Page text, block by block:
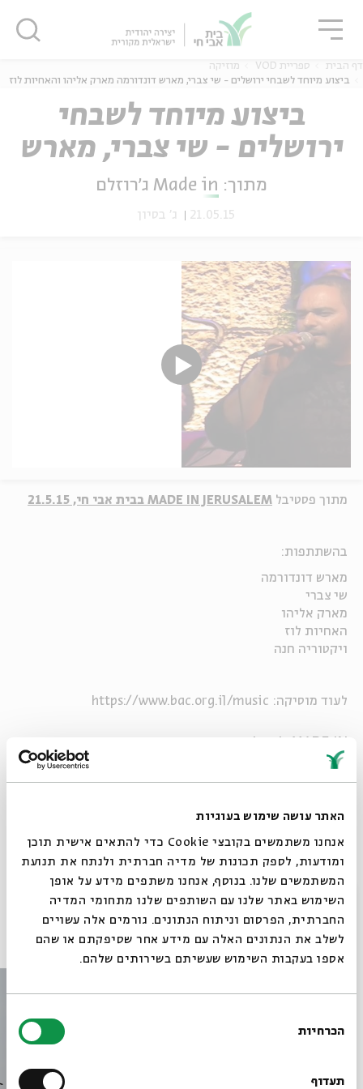
האתר עושה שימוש בעוגיות
אנחנו משתמשים בקובצי Cookie כדי להתאים אישית תוכן
ומודעות, לספק תכונות של מדיה חברתית ולנתח את תנועת
המשתמשים שלנו. בנוסף, אנחנו משתפים מידע על אופן
השימוש באתר שלנו עם השותפים שלנו מתחומי המדיה
החברתית, הפרסום וניתוח הנתונים. גורמים אלה עשויים
לשלב את הנתונים האלה עם מידע אחר שסיפקתם או שהם
אספו בעקבות השימוש שעשיתם בשירותים שלהם.
הסכמה
הכרחיות
תעדוף
אנגלית נוער
דף הבית ספריית VOD
מוזיקה
ביצוע מיוחד לשבחי ירושלים - שי צברי, מארש דונדורמה מארק אליהו והאחיות לוז
ביצוע מיוחד לשבחי
ירושלים - שי צברי, מארש
דונדורמה מארק אליהו
והאחיות לוז
מתוך: Made in ג'רוזלם
21.05.15 ג' בסיון
מתוך פסטיבל MADE IN JERUSALEM בבית אבי חי, 21.5.15
בהשתתפות:
מארש דונדורמה
שי צברי
מארק אליהו
האחיות לוז
ויקטוריה חנה
לעוד מוסיקה: https://www.bac.org.il/music
מארש דונדורמה האחיות לוז
פרקים נוספים בסדרה
סגור
סגור